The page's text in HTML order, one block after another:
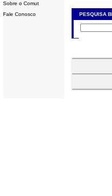
Sobre o Comut
Fale Conosco
PESQUISA